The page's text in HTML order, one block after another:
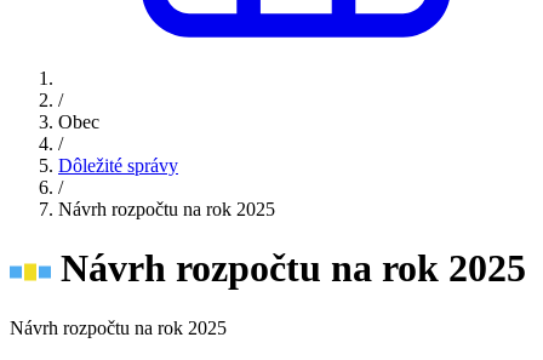
/
Obec
/
Dôležité správy
/
Návrh rozpočtu na rok 2025
Návrh rozpočtu na rok 2025
Návrh rozpočtu na rok 2025